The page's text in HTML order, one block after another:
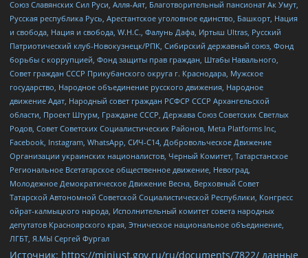
Союз Славянских Сил Руси, Алля-Аят, Благотворительный пансионат Ак Умут,
Русская республика Русь, Арестантское уголовное единство, Башкорт, Нация
и свобода, Нация и свобода, W.H.С., Фалунь Дафа, Иртыш Ultras, Русский
Патриотический клуб-Новокузнецк/РПК, Сибирский державный союз, Фонд
борьбы с коррупцией, Фонд защиты прав граждан, Штабы Навального,
Совет граждан СССР Прикубанского округа г. Краснодара, Мужское
государство, Народное объединение русского движения, Народное
движение Адат, Народный совет граждан РСФСР СССР Архангельской
области, Проект Штурм, Граждане СССР, Держава Союз Советских Светлых
Родов, Совет Советских Социалистических Районов, Meta Platforms Inc,
Facebook, Instagram, WhatsApp, СИЧ-С14, Добровольческое Движение
Организации украинских националистов, Черный Комитет, Татарстанское
Региональное Всетатарское общественное движение, Невоград,
Молодежное Демократическое Движение Весна, Верховный Совет
Татарской Автономной Советской Социалистической Республики, Конгресс
ойрат-калмыцкого народа, Исполнительный комитет совета народных
депутатов Красноярского края, Этническое национальное объединение,
ЛГБТ, Я.МЫ Сергей Фургал
Источник: https://minjust.gov.ru/ru/documents/7822/ данные